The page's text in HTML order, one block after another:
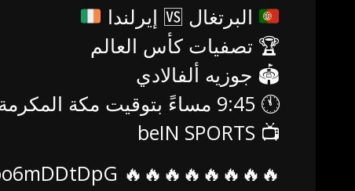
البرتغال 🆚 إيرلندا
🏆 تصفيات كأس العالم
🏟 جوزيه ألفالادي
🕚 9:45 مساءً بتوقيت مكة المكرمة
📺 beIN SPORTS
🔥🔥🔥🔥🔥🔥🔥🔥